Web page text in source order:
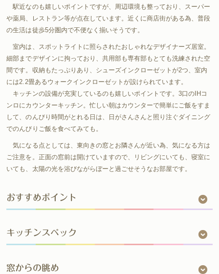
駅近なのも嬉しいポイントですが、周辺環境も整っており、スーパー
や薬局、レストラン等が点在しています。近くに商店街がある為、普段
の生活は徒歩5分圏内で不便なく揃いそうです。
室内は、スポットライトに照らされたおしゃれなデザイナーズ居室。
細部までデザインに拘っており、共用部も専有部もとても洗練された空
間です。収納もたっぷりあり、シューズインクローゼットが2つ、室内
には2.2畳あるウォークインクローゼットが設けられています。
キッチンの設備が充実しているのも嬉しいポイントです。3口のIHコ
ンロにカウンターキッチン。忙しい朝はカウンターで簡単にご飯をすま
して、のんびり時間がとれる日は、日がさんさんと照り注ぐダイニング
でのんびりご飯を食べてみても。
気になる点としては、東向きの窓とお隣さんが近い為、気になる方は
ご注意を。正面の窓前は開けていますので、リビングにいても、寝室に
いても、太陽の光を浴びながらぼーと過ごせそうなお部屋です。
おすすめポイント
キッチンスペック
窓からの眺め